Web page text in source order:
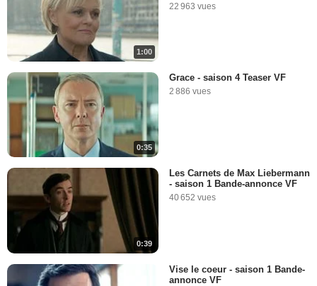
1:00
22 963 vues
0:35
Grace - saison 4 Teaser VF
2 886 vues
0:39
Les Carnets de Max Liebermann
- saison 1 Bande-annonce VF
40 652 vues
Vise le coeur - saison 1 Bande-
annonce VF